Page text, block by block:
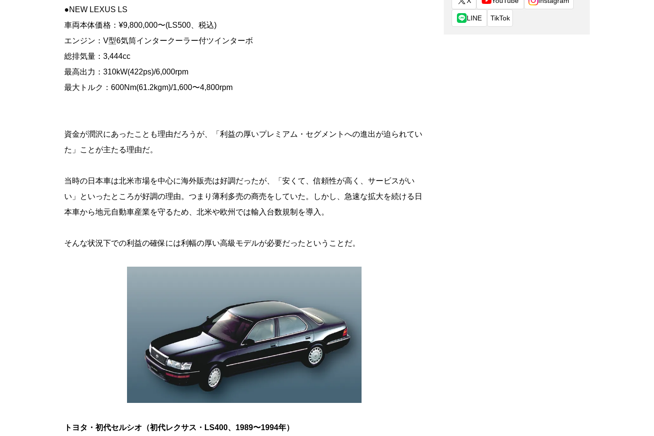
●NEW LEXUS LS
車両本体価格：¥9,800,000〜(LS500、税込)
エンジン：V型6気筒インタークーラー付ツインターボ
総排気量：3,444cc
最高出力：310kW(422ps)/6,000rpm
最大トルク：600Nm(61.2kgm)/1,600〜4,800rpm
資金が潤沢にあったことも理由だろうが、「利益の厚いプレミアム・セグメントへの進出が迫られてい
た」ことが主たる理由だ。
当時の日本車は北米市場を中心に海外販売は好調だったが、「安くて、信頼性が高く、サービスがい
い」といったところが好調の理由。つまり薄利多売の商売をしていた。しかし、急速な拡大を続ける日
本車から地元自動車産業を守るため、北米や欧州では輸入台数規制を導入。
そんな状況下での利益の確保には利幅の厚い高級モデルが必要だったということだ。
トヨタ・初代セルシオ（初代レクサス・LS400、1989〜1994年）
LINE TikTok